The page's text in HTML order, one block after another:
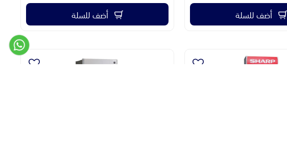
أضف للسلة أضف للسلة